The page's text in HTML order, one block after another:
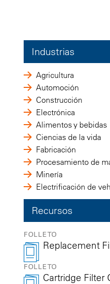
Industrias
Agricultura
Automoción
Construcción
Electrónica
Alimentos y bebidas
Ciencias de la vida
Fabricación
Procesamiento de
Minería
Electrificación de
Recursos
FOLLETO
Replacement
FOLLETO
Cartridge Filter